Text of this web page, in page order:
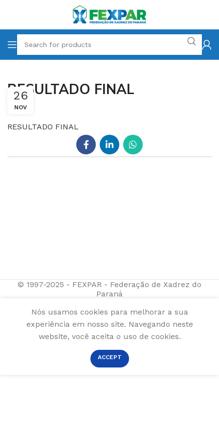
RESULTADO FINAL
26
NOV
RESULTADO FINAL
© 1997-2025 - FEXPAR - Federação de Xadrez do
Paraná
Nós usamos cookies para melhorar a sua
experiência em nosso site. Navegando neste
website, você aceita o uso de cookies.
ACCEPT